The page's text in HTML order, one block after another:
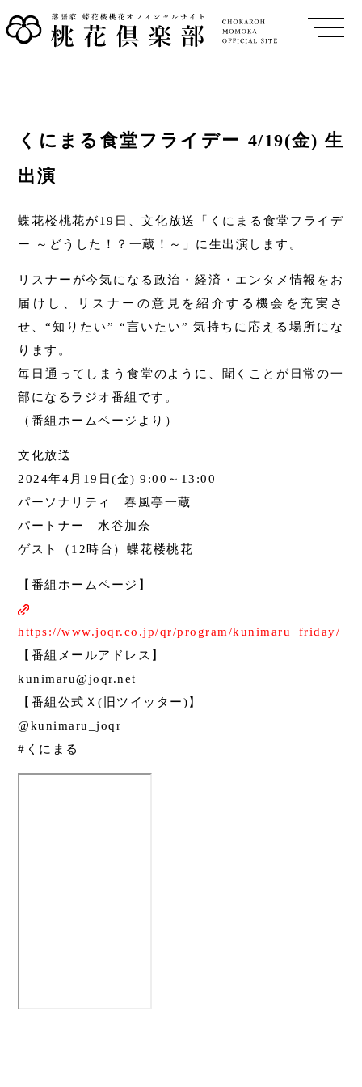
くにまる食堂フライデー 4/19(金) 生
出演
蝶花楼桃花が19日、文化放送「くにまる食堂フライデ
ー ～どうした！？一蔵！～」に生出演します。
リスナーが今気になる政治・経済・エンタメ情報をお
届けし、リスナーの意見を紹介する機会を充実さ
せ、“知りたい” “言いたい” 気持ちに応える場所にな
ります。
毎日通ってしまう食堂のように、聞くことが日常の一
部になるラジオ番組です。
（番組ホームページより）
文化放送
2024年4月19日(金) 9:00～13:00
パーソナリティ 春風亭一蔵
パートナー 水谷加奈
ゲスト（12時台）蝶花楼桃花
【番組ホームページ】
https://www.joqr.co.jp/qr/program/kunimaru_friday/
【番組メールアドレス】
kunimaru@joqr.net
【番組公式Ｘ(旧ツイッター)】
@kunimaru_joqr
#くにまる